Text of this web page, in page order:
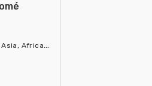
Africa, Middle East